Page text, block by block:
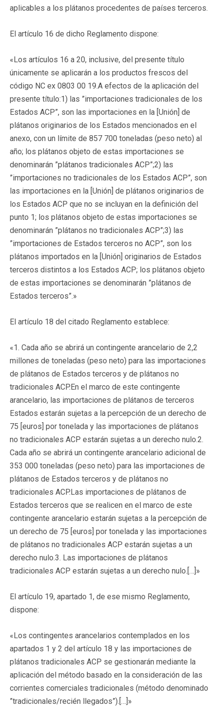
aplicables a los plátanos procedentes de países terceros.
El artículo 16 de dicho Reglamento dispone:
«Los artículos 16 a 20, inclusive, del presente título
únicamente se aplicarán a los productos frescos del
código NC ex 0803 00 19.A efectos de la aplicación del
presente título:1) las ”importaciones tradicionales de los
Estados ACP”, son las importaciones en la [Unión] de
plátanos originarios de los Estados mencionados en el
anexo, con un límite de 857 700 toneladas (peso neto) al
año; los plátanos objeto de estas importaciones se
denominarán ”plátanos tradicionales ACP”;2) las
”importaciones no tradicionales de los Estados ACP”, son
las importaciones en la [Unión] de plátanos originarios de
los Estados ACP que no se incluyan en la definición del
punto 1; los plátanos objeto de estas importaciones se
denominarán ”plátanos no tradicionales ACP”;3) las
”importaciones de Estados terceros no ACP”, son los
plátanos importados en la [Unión] originarios de Estados
terceros distintos a los Estados ACP; los plátanos objeto
de estas importaciones se denominarán ”plátanos de
Estados terceros”.»
El artículo 18 del citado Reglamento establece:
«1. Cada año se abrirá un contingente arancelario de 2,2
millones de toneladas (peso neto) para las importaciones
de plátanos de Estados terceros y de plátanos no
tradicionales ACP.En el marco de este contingente
arancelario, las importaciones de plátanos de terceros
Estados estarán sujetas a la percepción de un derecho de
75 [euros] por tonelada y las importaciones de plátanos
no tradicionales ACP estarán sujetas a un derecho nulo.2.
Cada año se abrirá un contingente arancelario adicional de
353 000 toneladas (peso neto) para las importaciones de
plátanos de Estados terceros y de plátanos no
tradicionales ACP.Las importaciones de plátanos de
Estados terceros que se realicen en el marco de este
contingente arancelario estarán sujetas a la percepción de
un derecho de 75 [euros] por tonelada y las importaciones
de plátanos no tradicionales ACP estarán sujetas a un
derecho nulo.3. Las importaciones de plátanos
tradicionales ACP estarán sujetas a un derecho nulo.[…]»
El artículo 19, apartado 1, de ese mismo Reglamento,
dispone:
«Los contingentes arancelarios contemplados en los
apartados 1 y 2 del artículo 18 y las importaciones de
plátanos tradicionales ACP se gestionarán mediante la
aplicación del método basado en la consideración de las
corrientes comerciales tradicionales (método denominado
”tradicionales/recién llegados”).[…]»